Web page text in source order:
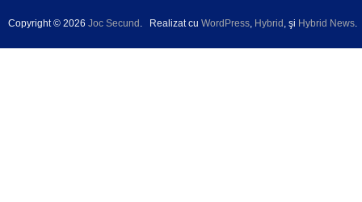
Copyright © 2026 Joc Secund . Realizat cu WordPress, Hybrid , şi Hybrid News.